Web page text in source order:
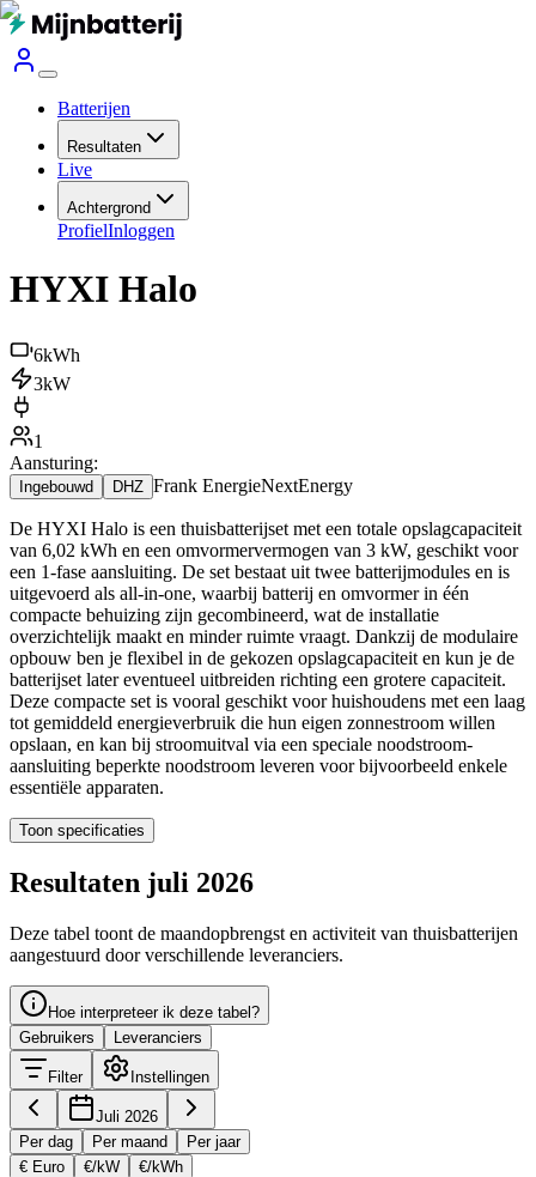
Batterijen
Resultaten
Live
Achtergrond
ProfielInloggen
HYXI Halo
6kWh
3kW
1
Aansturing:
Ingebouwd DHZ Frank EnergieNextEnergy
De HYXI Halo is een thuisbatterijset met een totale opslagcapaciteit
van 6,02 kWh en een omvormervermogen van 3 kW, geschikt voor
een 1-fase aansluiting. De set bestaat uit twee batterijmodules en is
uitgevoerd als all-in-one, waarbij batterij en omvormer in één
compacte behuizing zijn gecombineerd, wat de installatie
overzichtelijk maakt en minder ruimte vraagt. Dankzij de modulaire
opbouw ben je flexibel in de gekozen opslagcapaciteit en kun je de
batterijset later eventueel uitbreiden richting een grotere capaciteit.
Deze compacte set is vooral geschikt voor huishoudens met een laag
tot gemiddeld energieverbruik die hun eigen zonnestroom willen
opslaan, en kan bij stroomuitval via een speciale noodstroom-
aansluiting beperkte noodstroom leveren voor bijvoorbeeld enkele
essentiële apparaten.
Toon specificaties
Resultaten juli 2026
Deze tabel toont de maandopbrengst en activiteit van thuisbatterijen
aangestuurd door verschillende leveranciers.
Hoe interpreteer ik deze tabel?
Gebruikers
Leveranciers
Filter Instellingen
Juli 2026
Per dag
Per maand
Per jaar
€ Euro
€/kW
€/kWh